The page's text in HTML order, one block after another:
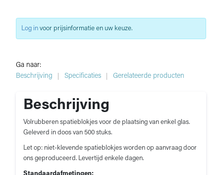
Ga naar:
Beschrijving
Specificaties Gerelateerde producten
Beschrijving
Volrubberen spatieblokjes voor de plaatsing van enkel glas.
Geleverd in doos van 500 stuks.
Let op: niet-klevende spatieblokjes worden op aanvraag door
ons geproduceerd. Levertijd enkele dagen.
Log in voor prijsinformatie en uw keuze.